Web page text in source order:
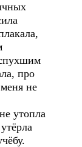
про
не
утопла